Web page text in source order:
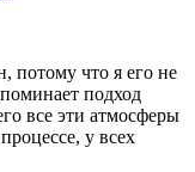
потому что я его не
подход
все эти атмосферы
у всех